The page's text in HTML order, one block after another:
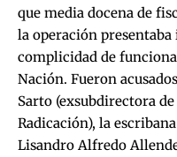
que media docena de
la operación
complicidad de
Nación. Fueron
Sarto (exsubdirectora
Radicación), la
Lisandro Alfredo